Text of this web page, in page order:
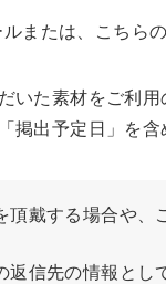
ルまたは、こちらの
いた素材をご利
出予定日」を含
頂戴する場合や
返信先の情報と